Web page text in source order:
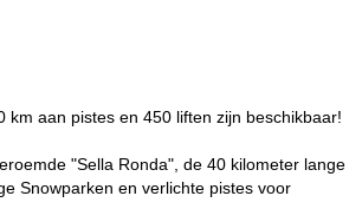
aan pistes en 450 liften zijn beschikbaar!
"Sella Ronda", de 40 kilometer lange
Snowparken en verlichte pistes voor